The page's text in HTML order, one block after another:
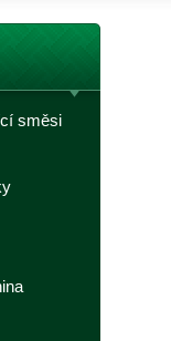
směsi